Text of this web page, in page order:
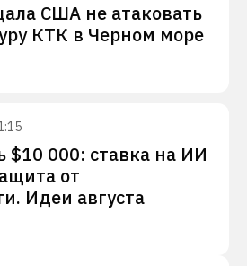
США не атаковать
КТК в Черном море
$10 000: ставка на ИИ
от
Идеи августа